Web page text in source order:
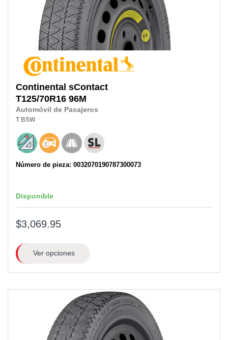
Continental sContact
T125/70R16 96M
Automóvil de Pasajeros
T BSW
Número de pieza: 0032070190787300073
Disponible
$3,069.95
Ver opciones